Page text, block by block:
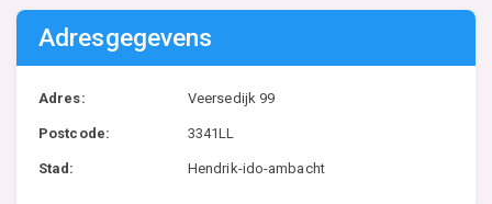
Adresgegevens
Adres: Veersedijk 99
Postcode: 3341LL
Stad: Hendrik-ido-ambacht